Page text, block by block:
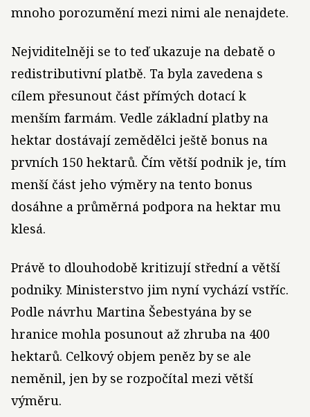
mnoho porozumění mezi nimi ale nenajdete.
Nejviditelněji se to teď ukazuje na debatě o
redistributivní platbě. Ta byla zavedena s
cílem přesunout část přímých dotací k
menším farmám. Vedle základní platby na
hektar dostávají zemědělci ještě bonus na
prvních 150 hektarů. Čím větší podnik je, tím
menší část jeho výměry na tento bonus
dosáhne a průměrná podpora na hektar mu
klesá.
Právě to dlouhodobě kritizují střední a větší
podniky. Ministerstvo jim nyní vychází vstříc.
Podle návrhu Martina Šebestyána by se
hranice mohla posunout až zhruba na 400
hektarů. Celkový objem peněz by se ale
neměnil, jen by se rozpočítal mezi větší
výměru.